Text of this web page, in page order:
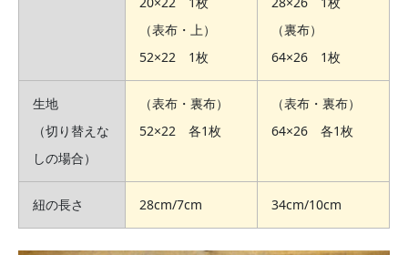
（表布・上）
52×22 1枚
（裏布）
64×26 1枚
生地
（切り替えな
しの場合）
（表布・裏布）
52×22 各1枚
（表布・裏布）
64×26 各1枚
紐の長さ 28cm/7cm 34cm/10cm